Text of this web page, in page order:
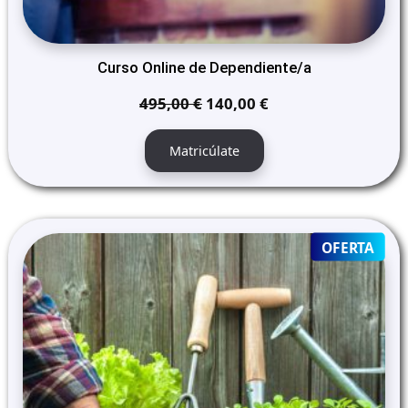
Curso Online de Dependiente/a
495,00€ El
precio
original
era:
495,00 €.
140,00 €El
140,00 €.
Matricúlate
OFERTA
ON
SALE